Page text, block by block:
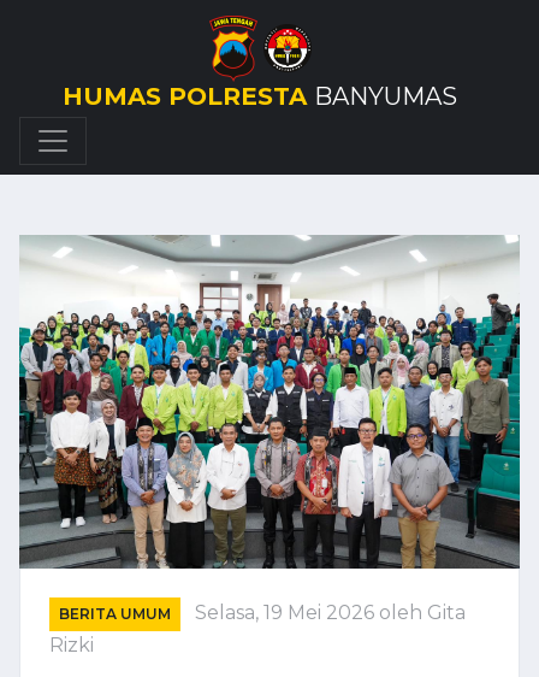
HUMAS POLRESTA BANYUMAS
BERITA UMUM Selasa, 19 Mei 2026 oleh Gita
Rizki